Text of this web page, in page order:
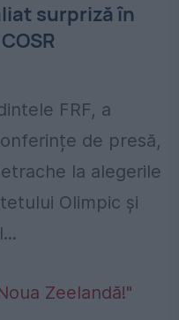
surpriză în
FRF, a
de presă,
la alegerile
Olimpic și